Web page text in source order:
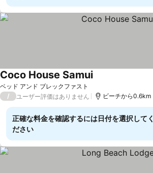
ベッド アンド ブレックファスト
Coco House Samui
/ ユーザー評価はありません ビーチから0.6km
正確な料金を確認するには日付を選択してく
ださい